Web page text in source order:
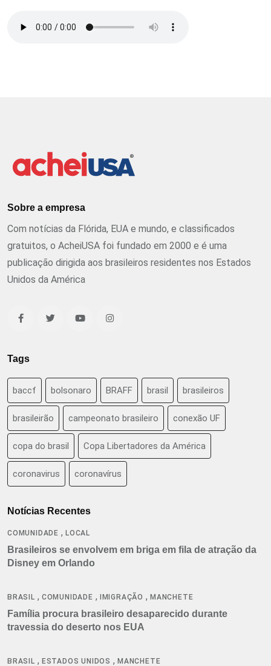
Sobre a empresa
Com notícias da Flórida, EUA e mundo, e classificados
gratuitos, o AcheiUSA foi fundado em 2000 e é uma
publicação dirigida aos brasileiros residentes nos Estados
Unidos da América
Tags
baccf bolsonaro BRAFF brasil brasileiros
brasileirão campeonato brasileiro conexão UF
copa do brasil Copa Libertadores da América
coronavirus coronavírus
Notícias Recentes
COMUNIDADE , LOCAL
Brasileiros se envolvem em briga em fila de atração da
Disney em Orlando
BRASIL , COMUNIDADE , IMIGRAÇÃO ,MANCHETE
Família procura brasileiro desaparecido durante
travessia do deserto nos EUA
BRASIL , ESTADOS UNIDOS ,MANCHETE